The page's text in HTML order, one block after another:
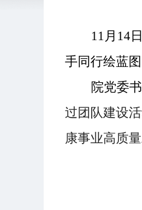
11月14
手同行绘蓝
院党委
过团队建设活
康事业高质量